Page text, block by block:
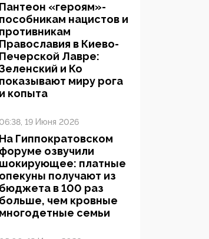
Пантеон «героям»-
пособникам нацистов и
противникам
Православия в Киево-
Печерской Лавре:
и Ко
показывают миру рога
и копыта
19 Июня 2026
На Гиппократовском
форуме озвучили
шокирующее: платные
опекуны получают из
бюджета в 100 раз
больше, чем кровные
многодетные семьи